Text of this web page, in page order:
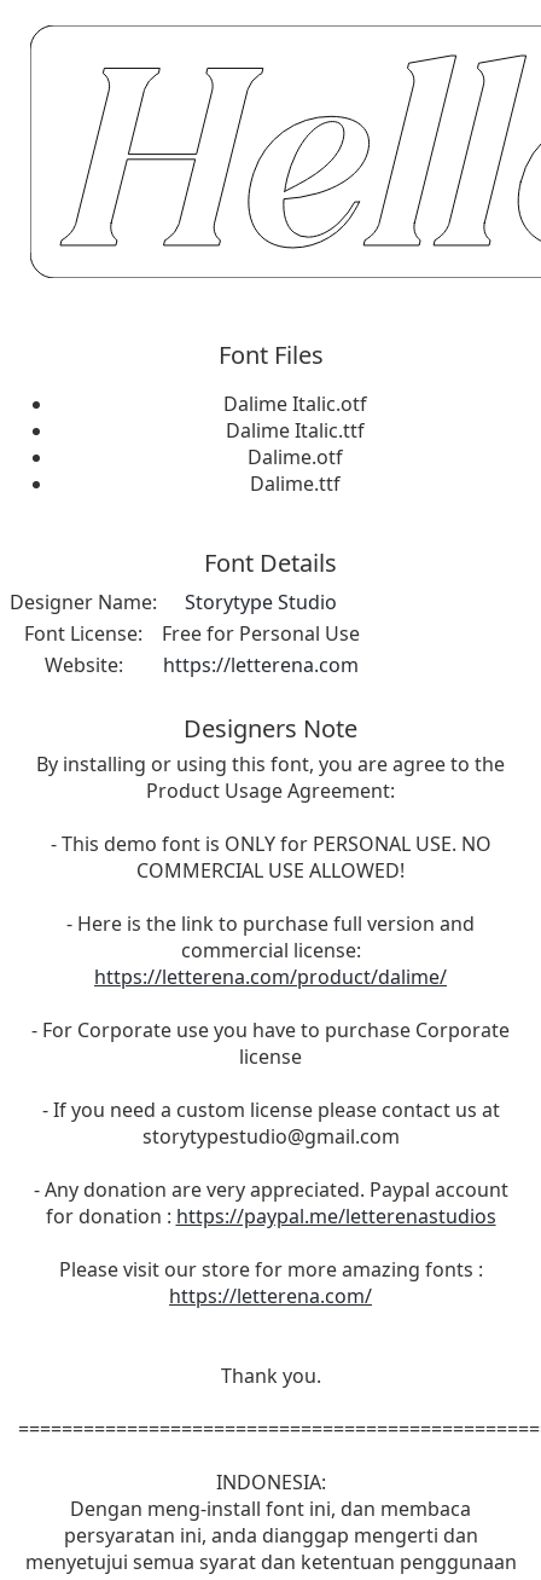
Font Files
Dalime Italic.otf
Dalime Italic.ttf
Dalime.otf
Dalime.ttf
Font Details
Designer Name:
Storytype Studio
Font License:
Free for Personal Use
Website:
https://letterena.com
Designers Note
By installing or using this font, you are agree to the
Product Usage Agreement:
- This demo font is ONLY for PERSONAL USE. NO
COMMERCIAL USE ALLOWED!
- Here is the link to purchase full version and
commercial license:
https://letterena.com/product/dalime/
- For Corporate use you have to purchase Corporate
license
- If you need a custom license please contact us at
storytypestudio@gmail.com
- Any donation are very appreciated. Paypal account
for donation : https://paypal.me/letterenastudios
Please visit our store for more amazing fonts :
https://letterena.com/
Thank you.
INDONESIA:
Dengan meng-install font ini, dan membaca
persyaratan ini, anda dianggap mengerti dan
menyetujui semua syarat dan ketentuan penggunaan